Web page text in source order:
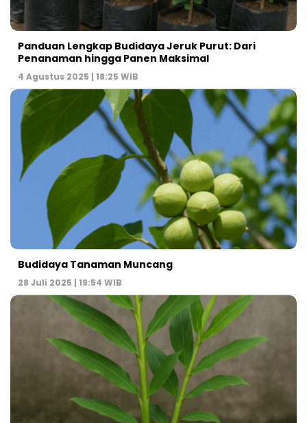
Panduan Lengkap Budidaya Jeruk Purut: Dari
Penanaman hingga Panen Maksimal
4 Agustus 2025 | 18:25 WIB
Budidaya Tanaman Muncang
28 Juli 2025 | 19:54 WIB